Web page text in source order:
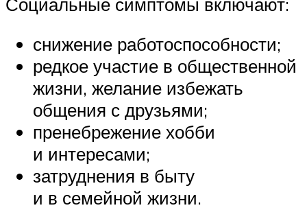
Социальные симптомы включают:
снижение работоспособности;
редкое участие в общественной
жизни, желание избежать
общения с друзьями;
пренебрежение хобби
и интересами;
затруднения в быту
и в семейной жизни.